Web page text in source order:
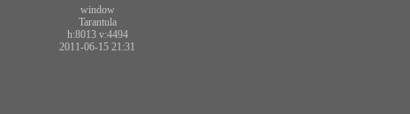
window
Tarantula
h:8013 v:4494
2011-06-15 21:31